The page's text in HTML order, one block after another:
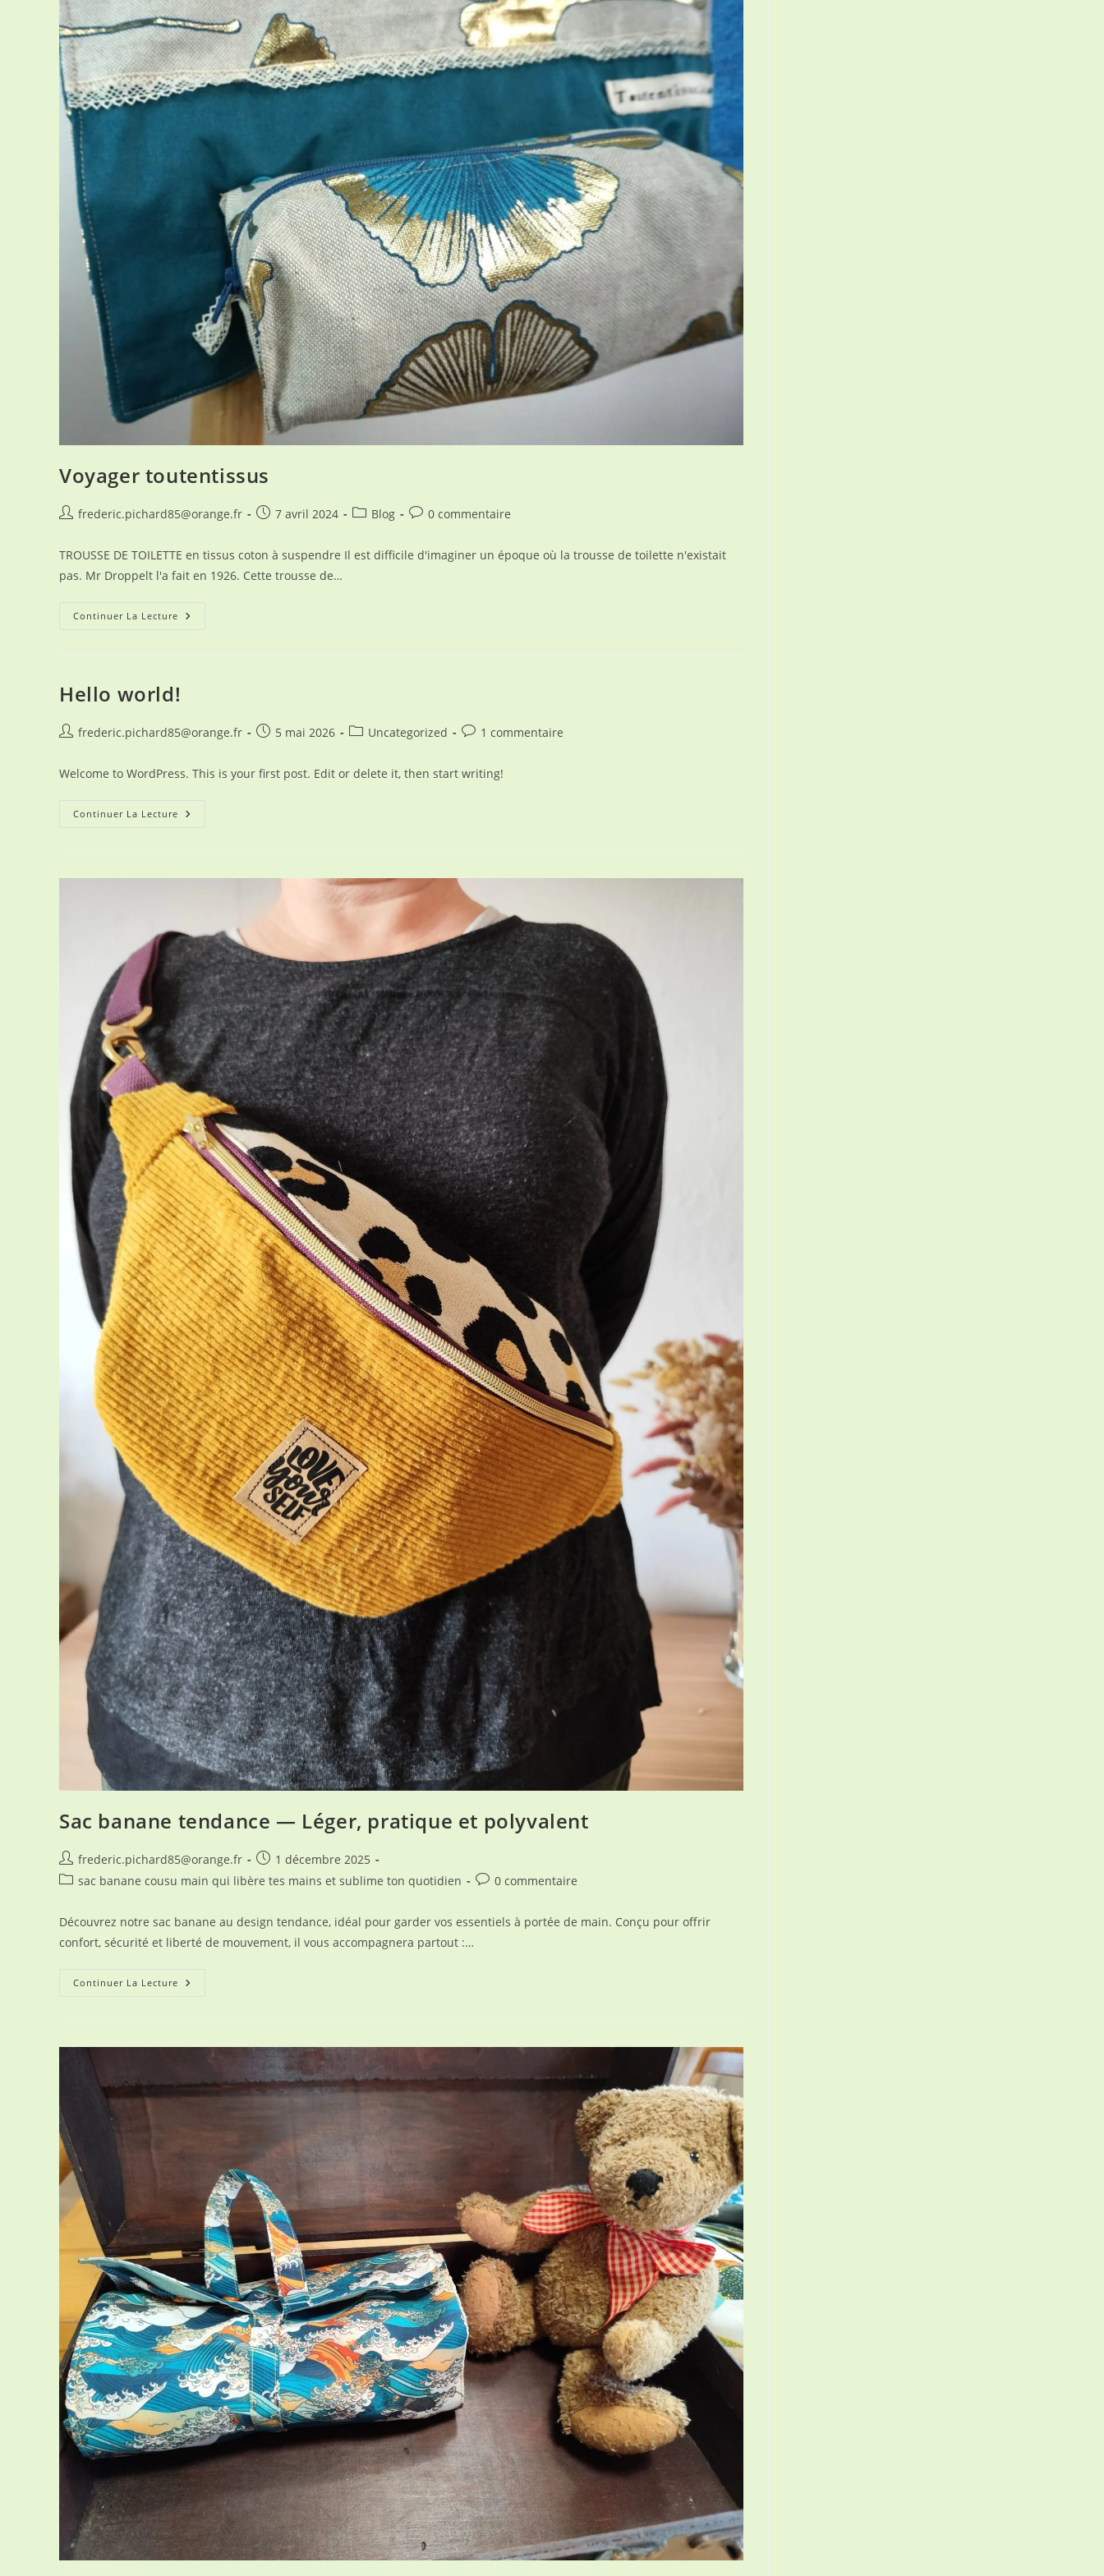
Voyager toutentissus
Auteur/autrice
la
publication :
frederic.pichard85@orange.fr
Publication
7 avril 2024
PostBlog
Commentaires
publication :
0 commentaire
TROUSSE DE TOILETTE en tissus coton à suspendre Il est difficile d'imaginer un époque où la trousse de toilette n'existait
pas. Mr Droppelt l'a fait en 1926. Cette trousse de…
Continuer La Lecture Voyager
Toutentissus
Hello world!
Auteur/autrice
la
publication :
frederic.pichard85@orange.fr
Publication
5 mai 2026
PostUncategorized
Commentaires
publication :
1 commentaire
Welcome to WordPress. This is your first post. Edit or delete it, then start writing!
Continuer La Lecture Hello
World!
Sac banane tendance — Léger, pratique et polyvalent
Auteur/autrice
de
frederic.pichard85@orange.fr
Publication
publiée :
1 décembre 2025
Postsac banane cousu main qui libère tes mains et sublime ton quotidien
Commentaires
publication :
0 commentaire
Découvrez notre sac banane au design tendance, idéal pour garder vos essentiels à portée de main. Conçu pour offrir
confort, sécurité et liberté de mouvement, il vous accompagnera partout :…
Continuer La Lecture Sac
Banane
Et